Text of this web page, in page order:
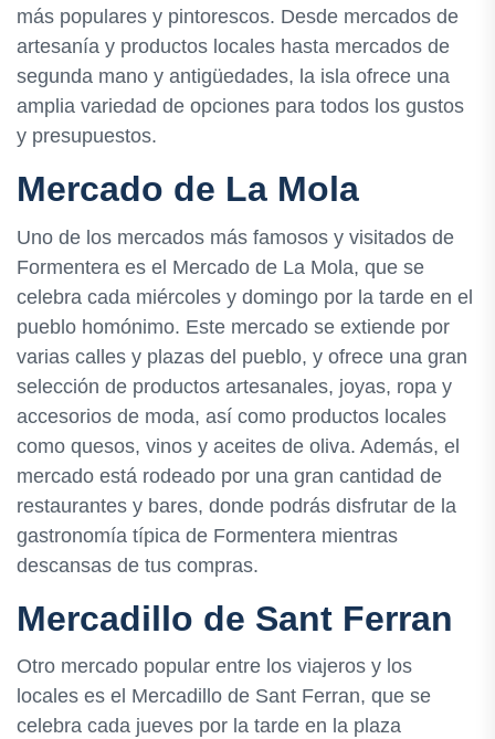
más populares y pintorescos. Desde mercados de
artesanía y productos locales hasta mercados de
segunda mano y antigüedades, la isla ofrece una
amplia variedad de opciones para todos los gustos
y presupuestos.
Mercado de La Mola
Uno de los mercados más famosos y visitados de
Formentera es el Mercado de La Mola, que se
celebra cada miércoles y domingo por la tarde en el
pueblo homónimo. Este mercado se extiende por
varias calles y plazas del pueblo, y ofrece una gran
selección de productos artesanales, joyas, ropa y
accesorios de moda, así como productos locales
como quesos, vinos y aceites de oliva. Además, el
mercado está rodeado por una gran cantidad de
restaurantes y bares, donde podrás disfrutar de la
gastronomía típica de Formentera mientras
descansas de tus compras.
Mercadillo de Sant Ferran
Otro mercado popular entre los viajeros y los
locales es el Mercadillo de Sant Ferran, que se
celebra cada jueves por la tarde en la plaza